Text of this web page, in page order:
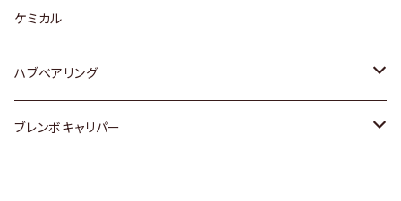
スバル
スバル
スズキ
日産
ダイハツ
ディーデル洗浄添加剤
ケミカル
ハブベアリング
トヨタ
ブレンボキャリパー